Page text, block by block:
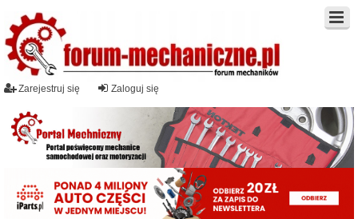
Zaloguj się
Zarejestruj się